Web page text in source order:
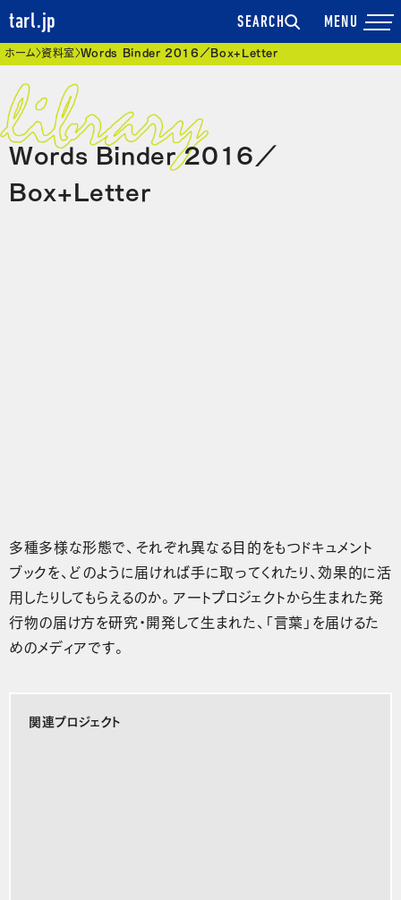
tarl.jp SEARCH
現在位置
ホーム 資料室 Words Binder 2016／Box+Letter
Words Binder 2016／
Box+Letter
多種多様な形態で、それぞれ異なる目的をもつドキュメント
ブックを、どのように届ければ手に取ってくれたり、効果的に活
用したりしてもらえるのか。アートプロジェクトから生まれた発
行物の届け方を研究・開発して生まれた、「言葉」を届けるた
めのメディアです。
関連プロジェクト